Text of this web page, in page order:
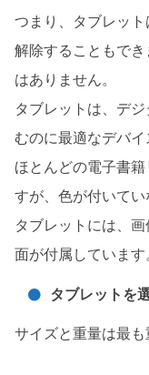
つまり、タブレッ
解除することもで
はありません。
タブレットは、デ
むのに最適なデバイ
ほとんどの電子書
すが、色が付いてい
タブレットには、
面が付属しています
タブレットを
サイズと重量は最も